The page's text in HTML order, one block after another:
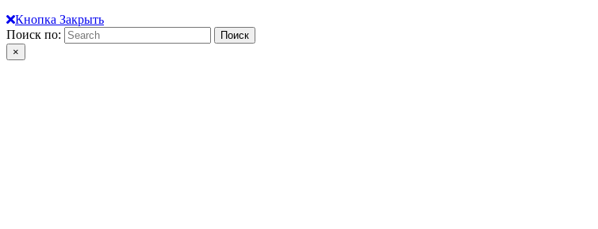
Кнопка Закрыть
Поиск по:
×